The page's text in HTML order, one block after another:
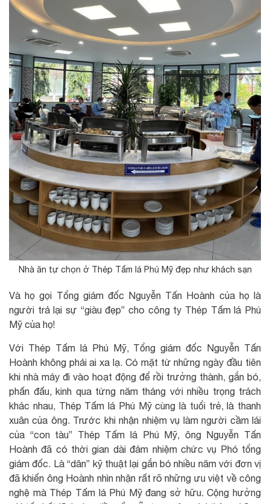
Nhà ăn tự chọn ở Thép Tấm lá Phú Mỹ đẹp như khách sạn
Và họ gọi Tổng giám đốc Nguyễn Tấn Hoành của họ là
người trả lại sự “giàu đẹp” cho công ty Thép Tấm lá Phú
Mỹ của họ!
Với Thép Tấm lá Phú Mỹ, Tổng giám đốc Nguyễn Tấn
Hoành không phải ai xa lạ. Có mặt từ những ngày đầu tiên
khi nhà máy đi vào hoạt động để rồi trưởng thành, gắn bó,
phấn đấu, kinh qua từng năm tháng với nhiều trọng trách
khác nhau, Thép Tấm lá Phú Mỹ cùng là tuổi trẻ, là thanh
xuân của ông. Trước khi nhận nhiệm vụ làm người cầm lái
của “con tàu” Thép Tấm lá Phú Mỹ, ông Nguyễn Tấn
Hoành đã có thời gian dài đảm nhiệm chức vụ Phó tổng
giám đốc. Là “dân” kỹ thuật lại gắn bó nhiều năm với đơn vị
đã khiến ông Hoành nhìn nhận rất rõ những ưu việt về công
nghệ mà Thép Tấm lá Phú Mỹ đang sở hữu. Cộng hưởng